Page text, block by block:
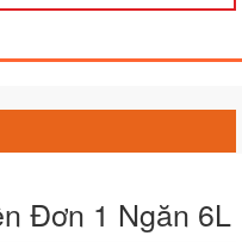
Đơn 1 Ngăn 6L